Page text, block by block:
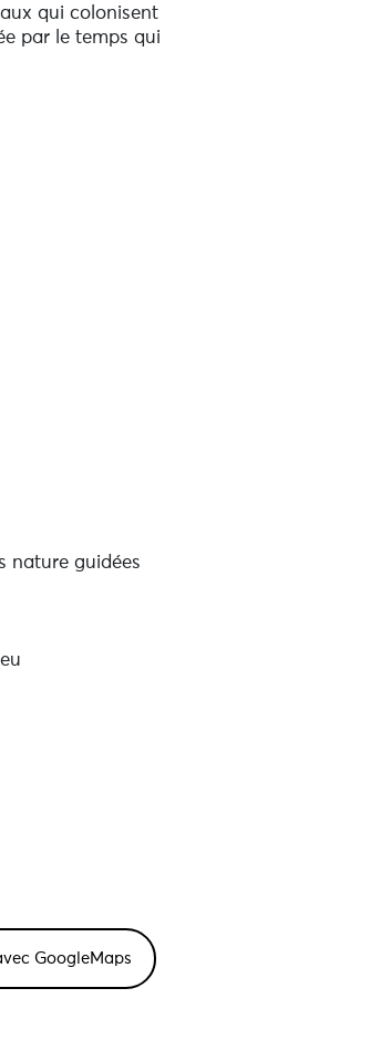
qui colonisent
par le temps qui
nature guidées